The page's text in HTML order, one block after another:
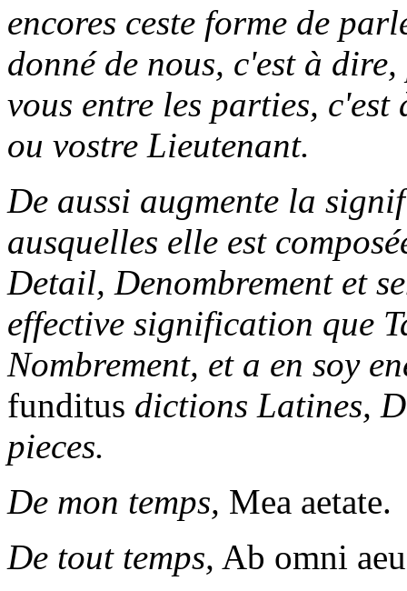
encores ceste forme de
donné de nous, c'est à
vous entre les parties,
ou vostre Lieutenant.
De aussi augmente la
ausquelles elle est
Detail, Denombrement et
effective signification que
Nombrement, et a en soy
funditus dictions Latines,
pieces.
De mon temps, Mea aetate.
De tout temps, Ab omni